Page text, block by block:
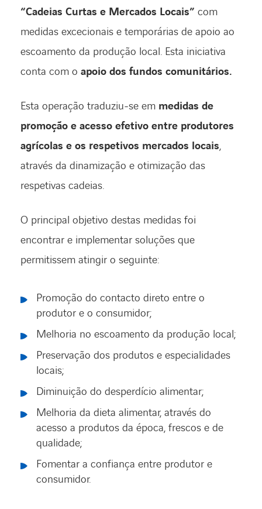
“Cadeias Curtas e Mercados Locais” com
medidas excecionais e temporárias de apoio ao
escoamento da produção local. Esta iniciativa
conta com o apoio dos fundos comunitários.
Esta operação traduziu-se em medidas de
promoção e acesso efetivo entre produtores
agrícolas e os respetivos mercados locais,
através da dinamização e otimização das
respetivas cadeias.
O principal objetivo destas medidas foi
encontrar e implementar soluções que
permitissem atingir o seguinte:
Promoção do contacto direto entre o
produtor e o consumidor;
Melhoria no escoamento da produção local;
Preservação dos produtos e especialidades
locais;
Diminuição do desperdício alimentar;
Melhoria da dieta alimentar, através do
acesso a produtos da época, frescos e de
qualidade;
Fomentar a confiança entre produtor e
consumidor.